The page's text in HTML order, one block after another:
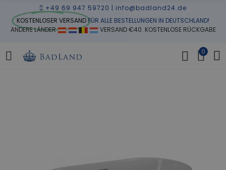
+49 69 947 59720 | info@badland24.de
KOSTENLOSER VERSANDFÜR ALLE BESTELLUNGEN IN DEUTSCHLAND!
ANDERE LÄNDER
VERSAND €40. KOSTENLOSE RÜCKGABE
0